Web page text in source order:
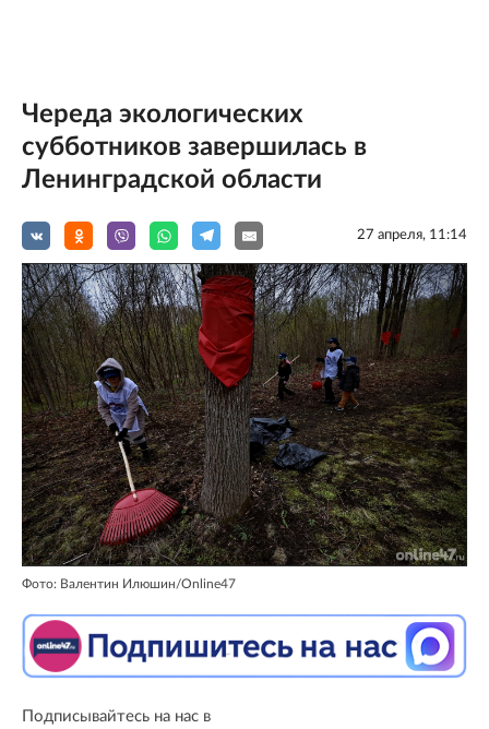
Череда экологических
субботников завершилась в
Ленинградской области
27 апреля, 11:14
Фото: Валентин Илюшин/Online47
Подписывайтесь на нас в